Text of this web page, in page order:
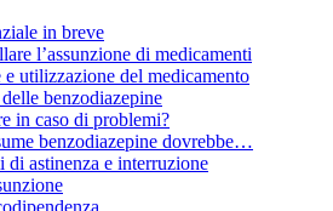
in breve
l’assunzione di medicamenti
e utilizzazione del medicamento
benzodiazepine
in caso di problemi?
benzodiazepine dovrebbe…
di astinenza e interruzione